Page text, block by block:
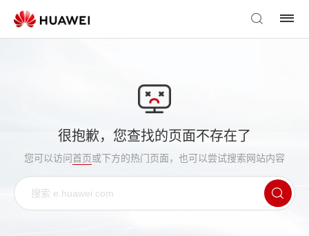
很抱歉，您查找的页面不存在了
您可以访问首页或下方的热门页面，也可以尝试搜索网站内容